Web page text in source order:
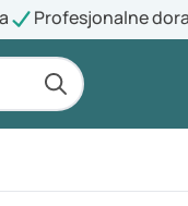
Profesjonalne